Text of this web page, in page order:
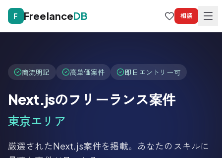
F FreelanceDB 相談
商流明記 高単価案件 即日エントリー可
Next.jsのフリーランス案件
東京エリア
厳選されたNext.js案件を掲載。あなたのスキルに